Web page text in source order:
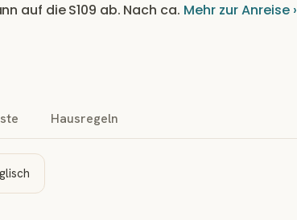
auf die S109 ab. Nach ca. Mehr zur Anreise ›
Hausregeln